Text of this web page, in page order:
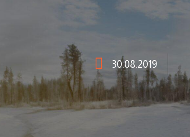
30.08.2019